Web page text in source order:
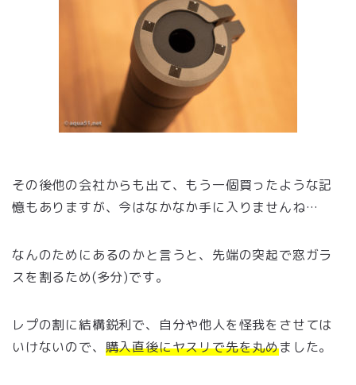
その後他の会社からも出て、もう一個買ったような記
憶もありますが、今はなかなか手に入りませんね…
なんのためにあるのかと言うと、先端の突起で窓ガラ
スを割るため(多分)です。
レプの割に結構鋭利で、自分や他人を怪我をさせては
いけないので、 購入直後にヤスリで先を丸めました。